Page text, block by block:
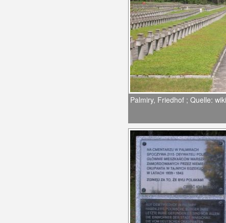
Palmiry, Friedhof ; Quelle: